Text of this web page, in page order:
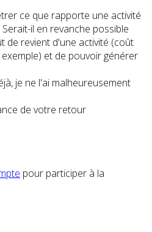
ce que rapporte une activité
il en revanche possible
de revient d'une activité (coût
et de pouvoir générer
je ne l'ai malheureusement
de votre retour
pour participer à la